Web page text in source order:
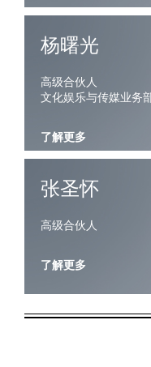
杨曙光
高级合伙人
文化娱乐与传媒业务
了解更多
张圣怀
高级合伙人
了解更多